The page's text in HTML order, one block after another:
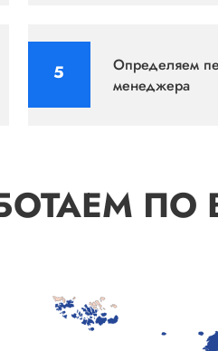
Определяем
менеджера
ПО